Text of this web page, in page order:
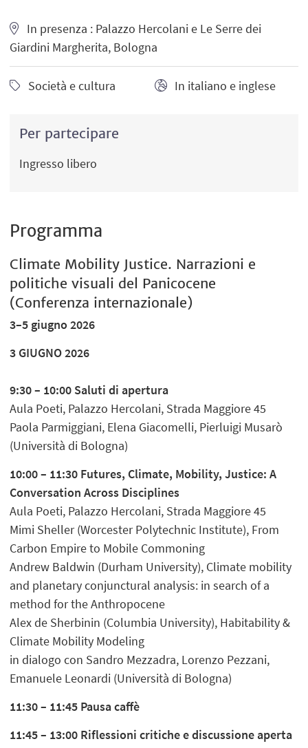
In presenza : Palazzo Hercolani e Le Serre dei
Giardini Margherita, Bologna
Società e cultura In italiano e inglese
Per partecipare
Ingresso libero
Programma
Climate Mobility Justice. Narrazioni e
politiche visuali del Panicocene
(Conferenza internazionale)
3–5 giugno 2026
3 GIUGNO 2026
9:30 – 10:00 Saluti di apertura
Aula Poeti, Palazzo Hercolani, Strada Maggiore 45
Paola Parmiggiani, Elena Giacomelli, Pierluigi Musarò
(Università di Bologna)
10:00 – 11:30 Futures, Climate, Mobility, Justice: A
Conversation Across Disciplines
Aula Poeti, Palazzo Hercolani, Strada Maggiore 45
Mimi Sheller (Worcester Polytechnic Institute), From
Carbon Empire to Mobile Commoning
Andrew Baldwin (Durham University), Climate mobility
and planetary conjunctural analysis: in search of a
method for the Anthropocene
Alex de Sherbinin (Columbia University), Habitability &
Climate Mobility Modeling
in dialogo con Sandro Mezzadra, Lorenzo Pezzani,
Emanuele Leonardi (Università di Bologna)
11:30 – 11:45 Pausa caffè
11:45 – 13:00 Riflessioni critiche e discussione aperta